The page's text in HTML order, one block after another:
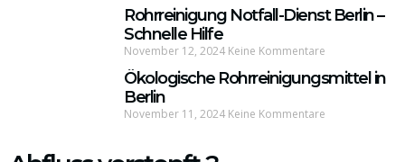
Rohrreinigung Notfall-Dienst Berlin –
Schnelle Hilfe
November 12, 2024 Keine Kommentare
Ökologische Rohrreinigungsmittel in
Berlin
November 11, 2024 Keine Kommentare